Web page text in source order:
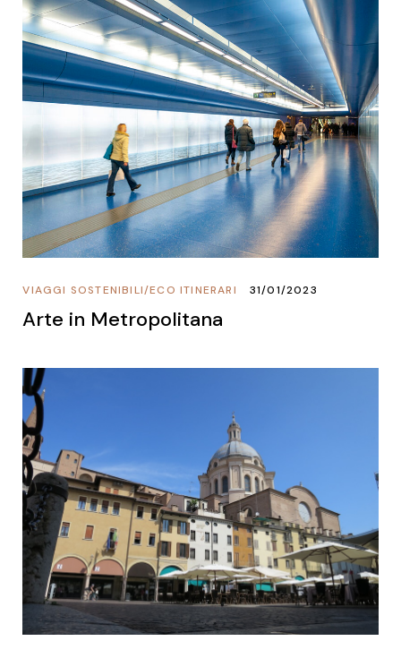
ECO ITINERARI
/
VIAGGI SOSTENIBILI 31/01/2023
Arte in Metropolitana